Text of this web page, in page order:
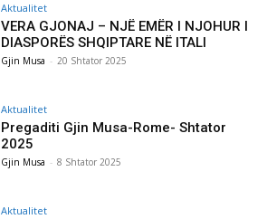
Aktualitet
VERA GJONAJ – NJË EMËR I NJOHUR I
DIASPORËS SHQIPTARE NË ITALI
Gjin Musa - 20 Shtator 2025
Aktualitet
Pregaditi Gjin Musa-Rome- Shtator
2025
Gjin Musa - 8 Shtator 2025
Aktualitet